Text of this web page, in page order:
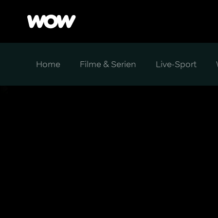
Home Filme & Serien Live-Sport